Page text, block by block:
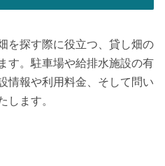
を探す際に役立つ、貸し畑の
す。駐車場や給排水施設の有
情報や利用料金、そして問い
します。